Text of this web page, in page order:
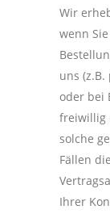
Wir
wenn
uns
oder bei
freiwillig
solche
Fällen
Ihrer